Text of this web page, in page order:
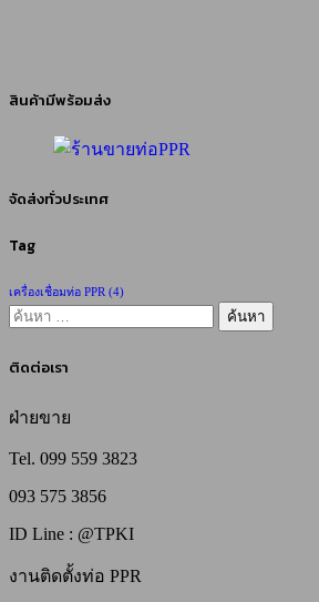
สินค้ามีพร้อมส่ง
จัดส่งทั่วประเทศ
Tag
เครื่องเชื่อมท่อ PPR (4)
ค้นหา
ติดต่อเรา
ฝ่ายขาย
Tel. 099 559 3823
093 575 3856
ID Line : @TPKI
งานติดตั้งท่อ PPR